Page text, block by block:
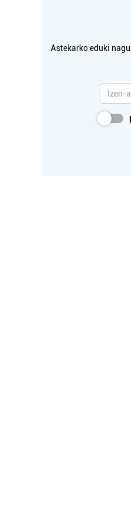
Astekarko eduki